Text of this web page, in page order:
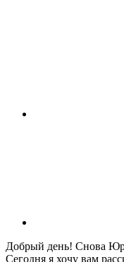
Добрый день! Снова
Сегодня я хочу вам